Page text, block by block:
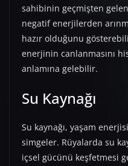
sahibinin geçmişten
negatif enerjilerden
hazır olduğunu
enerjinin canlanmasını
anlamına gelebilir.
Su Kaynağı
Su kaynağı, yaşam
simgeler. Rüyalarda su
içsel gücünü keşfetmesi